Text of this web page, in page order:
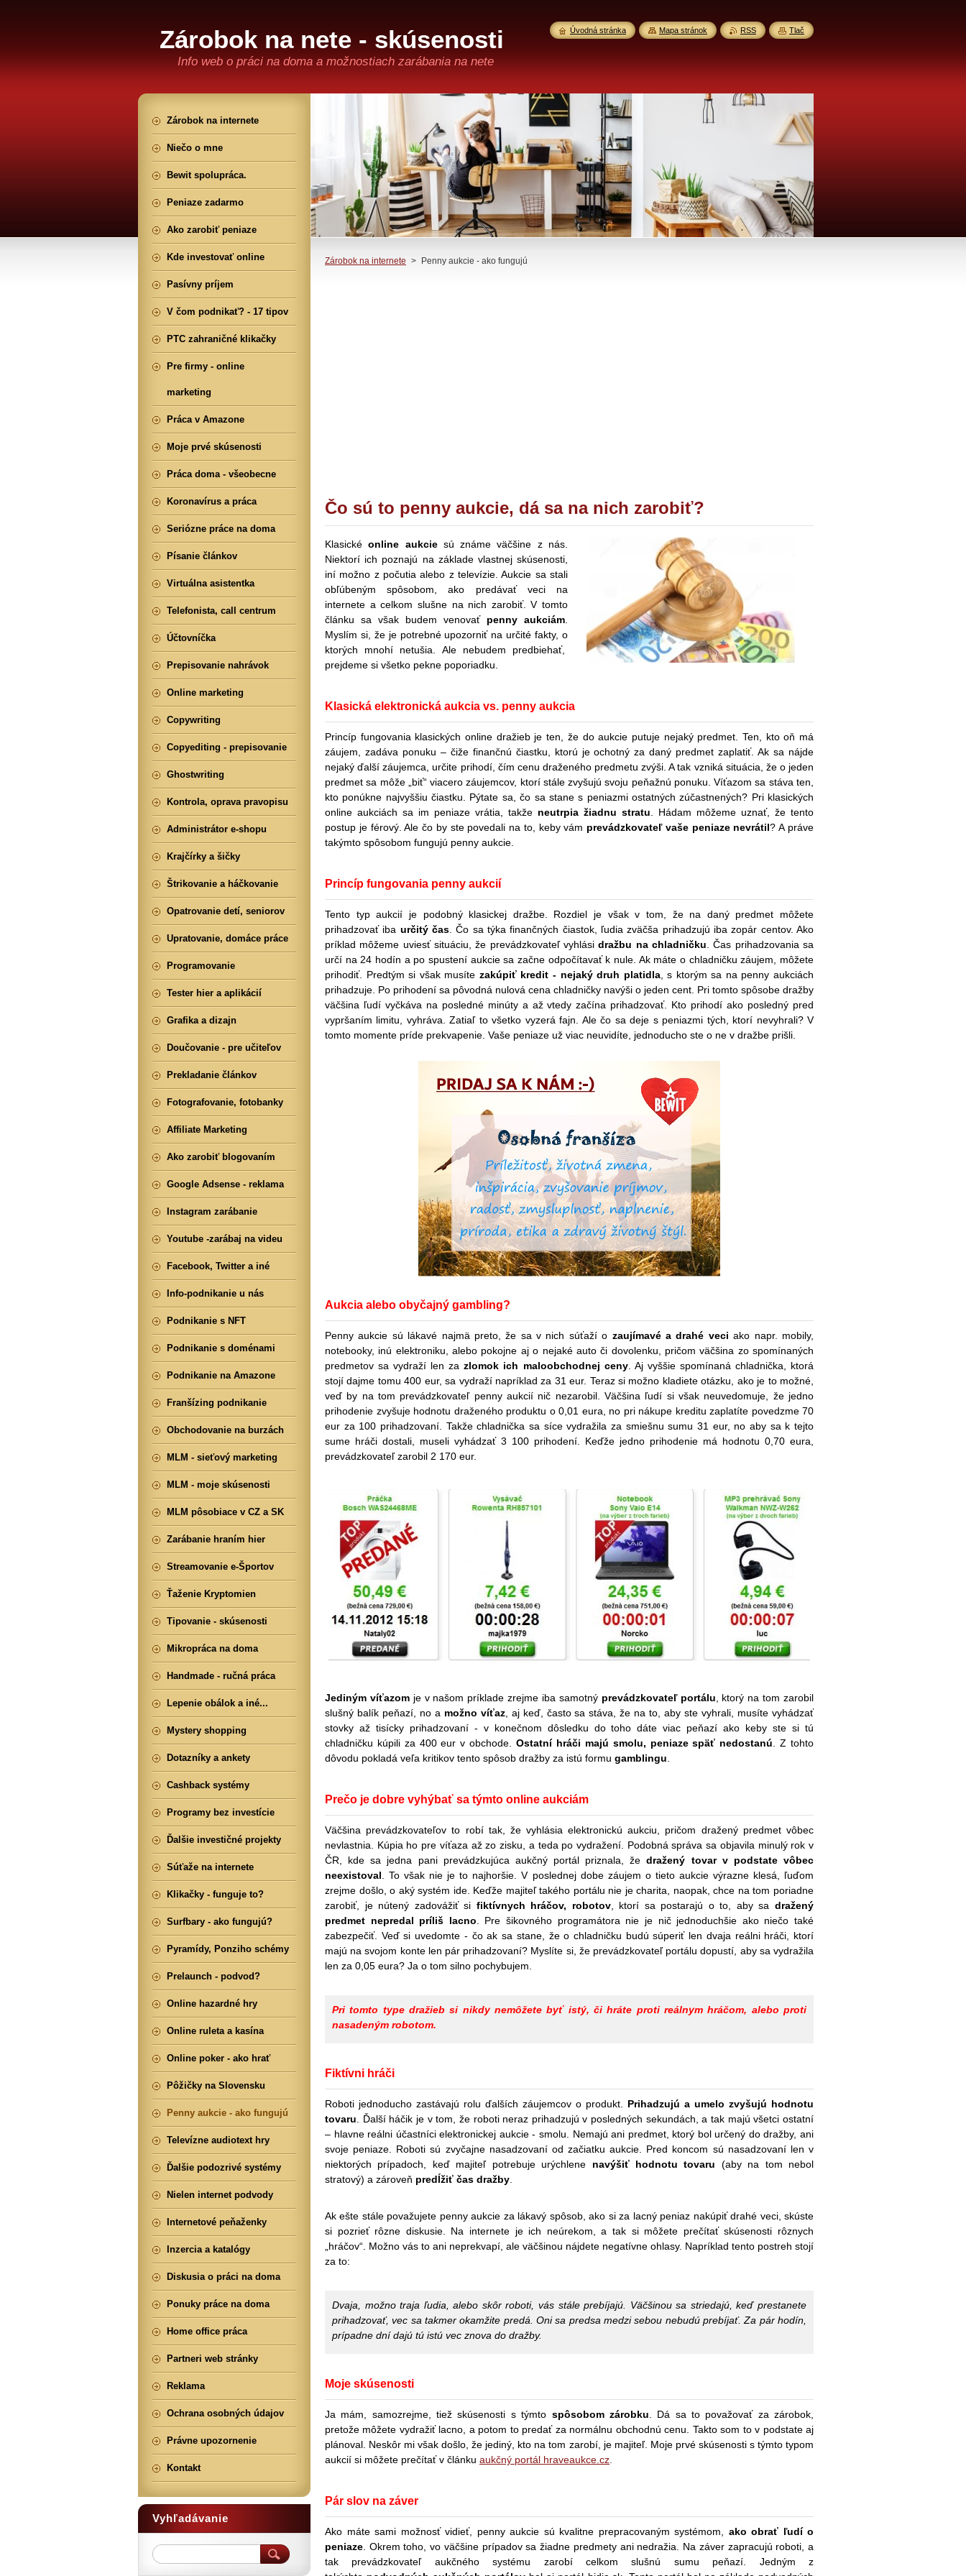
Zárobok na nete - skúsenosti
Info web o práci na doma a možnostiach zarábania na nete
Zárobok na internete > Penny aukcie - ako fungujú
Čo sú to penny aukcie, dá sa na nich zarobiť?
Klasickéonline aukciesú známe väčšine z nás.
Niektorí ich poznajú na základe vlastnej skúsenosti,
iní možno z počutia alebo z televízie. Aukcie sa stali
obľúbeným spôsobom, ako predávať veci na
internete a celkom slušne na nich zarobiť. V tomto
článku sa však budem venovať penny aukciám
Myslím si, že je potrebné upozorniť na určité fakty, o
ktorých mnohí netušia. Ale nebudem predbiehať,
prejdeme si všetko pekne poporiadku.
Klasická elektronická aukcia vs. penny aukcia
Princíp fungovania klasických online dražieb je ten, že do aukcie putuje nejaký predmet. Ten, kto oň má
záujem, zadáva ponuku – čiže finančnú čiastku, ktorú je ochotný za daný predmet zaplatiť. Ak sa nájde
nejaký ďalší záujemca, určite prihodí, čím cenu draženého predmetu zvýši. A tak vzniká situácia, že o jeden
predmet sa môže „biť“ viacero záujemcov, ktorí stále zvyšujú svoju peňažnú ponuku. Víťazom sa stáva ten,
kto ponúkne najvyššiu čiastku. Pýtate sa, čo sa stane s peniazmi ostatných zúčastnených? Pri klasických
online aukciách sa im peniaze vrátia, takže neutrpia žiadnu stratu . Hádam môžeme uznať, že tento
postup je férový. Ale čo by ste povedali na to, keby vám prevádzkovateľ vaše peniaze nevrátil? A práve
takýmto spôsobom fungujú penny aukcie.
Princíp fungovania penny aukcií
Tento typ aukcií je podobný klasickej dražbe. Rozdiel je však v tom, že na daný predmet môžete
prihadzovať iba určitý čas . Čo sa týka finančných čiastok, ľudia zväčša prihadzujú iba zopár centov. Ako
príklad môžeme uviesť situáciu, že prevádzkovateľ vyhlásidražbu na chladničku . Čas prihadzovania sa
určí na 24 hodín a po spustení aukcie sa začne odpočítavať k nule. Ak máte o chladničku záujem, môžete
prihodiť. Predtým si však musíte zakúpiť kredit - nejaký druh platidla, s ktorým sa na penny aukciách
prihadzuje. Po prihodení sa pôvodná nulová cena chladničky navýši o jeden cent. Pri tomto spôsobe dražby
väčšina ľudí vyčkáva na posledné minúty a až vtedy začína prihadzovať. Kto prihodí ako posledný pred
vypršaním limitu, vyhráva. Zatiaľ to všetko vyzerá fajn. Ale čo sa deje s peniazmi tých, ktorí nevyhrali? V
tomto momente príde prekvapenie. Vaše peniaze už viac neuvidíte, jednoducho ste o ne v dražbe prišli.
Aukcia alebo obyčajný gambling?
Penny aukcie sú lákavé najmä preto, že sa v nich súťaží o zaujímavé a drahé veci ako napr. mobily,
notebooky, inú elektroniku, alebo pokojne aj o nejaké auto či dovolenku, pričom väčšina zo spomínaných
predmetov sa vydraží len zazlomok ich maloobchodnej ceny. Aj vyššie spomínaná chladnička, ktorá
stojí dajme tomu 400 eur, sa vydraží napríklad za 31 eur. Teraz si možno kladiete otázku, ako je to možné,
veď by na tom prevádzkovateľ penny aukcií nič nezarobil. Väčšina ľudí si však neuvedomuje, že jedno
prihodenie zvyšuje hodnotu draženého produktu o 0,01 eura, no pri nákupe kreditu zaplatíte povedzme 70
eur za 100 prihadzovaní. Takže chladnička sa síce vydražila za smiešnu sumu 31 eur, no aby sa k tejto
sume hráči dostali, museli vyhádzať 3 100 prihodení. Keďže jedno prihodenie má hodnotu 0,70 eura,
prevádzkovateľ zarobil 2 170 eur.
Jediným víťazomje v našom príklade zrejme iba samotný prevádzkovateľ portálu , ktorý na tom zarobil
slušný balík peňazí, no a možno víťaz, aj keď, často sa stáva, že na to, aby ste vyhrali, musíte vyhádzať
stovky až tisícky prihadzovaní - v konečnom dôsledku do toho dáte viac peňazí ako keby ste si tú
chladničku kúpili za 400 eur v obchode.Ostatní hráči majú smolu, peniaze späť nedostanú . Z tohto
dôvodu pokladá veľa kritikov tento spôsob dražby za istú formu gamblingu
Prečo je dobre vyhýbať sa týmto online aukciám
Väčšina prevádzkovateľov to robí tak, že vyhlásia elektronickú aukciu, pričom dražený predmet vôbec
nevlastnia. Kúpia ho pre víťaza až zo zisku, a teda po vydražení. Podobná správa sa objavila minulý rok v
ČR, kde sa jedna pani prevádzkujúca aukčný portál priznala, žedražený tovar v podstate vôbec
neexistoval . To však nie je to najhoršie. V poslednej dobe záujem o tieto aukcie výrazne klesá, ľuďom
zrejme došlo, o aký systém ide. Keďže majiteľ takého portálu nie je charita, naopak, chce na tom poriadne
zarobiť, je nútený zadovážiť si fiktívnych hráčov, robotov, ktorí sa postarajú o to, aby sadražený
predmet nepredal príliš lacno . Pre šikovného programátora nie je nič jednoduchšie ako niečo také
zabezpečiť. Veď si uvedomte - čo ak sa stane, že o chladničku budú súperiť len dvaja reálni hráči, ktorí
majú na svojom konte len pár prihadzovaní? Myslíte si, že prevádzkovateľ portálu dopustí, aby sa vydražila
len za 0,05 eura? Ja o tom silno pochybujem.
Pri tomto type dražieb si nikdy nemôžete byť istý, či hráte proti reálnym hráčom, alebo proti
nasadeným robotom.
Fiktívni hráči
Roboti jednoducho zastávajú rolu ďalších záujemcov o produkt. Prihadzujú a umelo zvyšujú hodnotu
tovaru . Ďalší háčik je v tom, že roboti neraz prihadzujú v posledných sekundách, a tak majú všetci ostatní
– hlavne reálni účastníci elektronickej aukcie - smolu. Nemajú ani predmet, ktorý bol určený do dražby, ani
svoje peniaze. Roboti sú zvyčajne nasadzovaní od začiatku aukcie. Pred koncom sú nasadzovaní len v
niektorých prípadoch, keď majiteľ potrebuje urýchlene navýšiť hodnotu tovaru (aby na tom nebol
stratový) a zároveň predĺžiť čas dražby
Ak ešte stále považujete penny aukcie za lákavý spôsob, ako si za lacný peniaz nakúpiť drahé veci, skúste
si pozrieť rôzne diskusie. Na internete je ich neúrekom, a tak si môžete prečítať skúsenosti rôznych
„hráčov“. Možno vás to ani neprekvapí, ale väčšinou nájdete negatívne ohlasy. Napríklad tento postreh stojí
za to:
Dvaja, možno traja ľudia, alebo skôr roboti, vás stále prebíjajú. Väčšinou sa striedajú, keď prestanete
prihadzovať, vec sa takmer okamžite predá. Oni sa predsa medzi sebou nebudú prebíjať. Za pár hodín,
prípadne dní dajú tú istú vec znova do dražby.
Moje skúsenosti
Ja mám, samozrejme, tiež skúsenosti s týmto spôsobom zárobku . Dá sa to považovať za zárobok,
pretože môžete vydražiť lacno, a potom to predať za normálnu obchodnú cenu. Takto som to v podstate aj
plánoval. Neskôr mi však došlo, že jediný, kto na tom zarobí, je majiteľ. Moje prvé skúsenosti s týmto typom
aukcií si môžete prečítať v článku aukčný portál hraveaukce.cz
Pár slov na záver
Ako máte sami možnosť vidieť, penny aukcie sú kvalitne prepracovaným systémom, ako obrať ľudí o
peniaze . Okrem toho, vo väčšine prípadov sa žiadne predmety ani nedražia. Na záver zapracujú roboti, a
tak prevádzkovateľ aukčného systému zarobí celkom slušnú sumu peňazí. Jedným z
Zárobok na internete
Niečo o mne
Bewit spolupráca.
Peniaze zadarmo
Ako zarobiť peniaze
Kde investovať online
Pasívny príjem
V čom podnikať? - 17 tipov
PTC zahraničné klikačky
Pre firmy - online
marketing
Práca v Amazone
Moje prvé skúsenosti
Práca doma - všeobecne
Koronavírus a práca
Seriózne práce na doma
Písanie článkov
Virtuálna asistentka
Telefonista, call centrum
Účtovníčka
Prepisovanie nahrávok
Online marketing
Copywriting
Copyediting - prepisovanie
Ghostwriting
Kontrola, oprava pravopisu
Administrátor e-shopu
Krajčírky a šičky
Štrikovanie a háčkovanie
Opatrovanie detí, seniorov
Upratovanie, domáce práce
Programovanie
Tester hier a aplikácií
Grafika a dizajn
Doučovanie - pre učiteľov
Prekladanie článkov
Fotografovanie, fotobanky
Affiliate Marketing
Ako zarobiť blogovaním
Google Adsense - reklama
Instagram zarábanie
Youtube -zarábaj na videu
Facebook, Twitter a iné
Info-podnikanie u nás
Podnikanie s NFT
Podnikanie s doménami
Podnikanie na Amazone
Franšízing podnikanie
Obchodovanie na burzách
MLM - sieťový marketing
MLM - moje skúsenosti
MLM pôsobiace v CZ a SK
Zarábanie hraním hier
Streamovanie e-Športov
Ťaženie Kryptomien
Tipovanie - skúsenosti
Mikropráca na doma
Handmade - ručná práca
Lepenie obálok a iné...
Mystery shopping
Dotazníky a ankety
Cashback systémy
Programy bez investície
Ďalšie investičné projekty
Súťaže na internete
Klikačky - funguje to?
Surfbary - ako fungujú?
Pyramídy, Ponziho schémy
Prelaunch - podvod?
Online hazardné hry
Online ruleta a kasína
Online poker - ako hrať
Pôžičky na Slovensku
Penny aukcie - ako fungujú
Televízne audiotext hry
Ďalšie podozrivé systémy
Nielen internet podvody
Internetové peňaženky
Inzercia a katalógy
Diskusia o práci na doma
Ponuky práce na doma
Home office práca
Partneri web stránky
Reklama
Ochrana osobných údajov
Právne upozornenie
Kontakt
Vyhľadávanie
Úvodná stránka Mapa stránok RSS Tlač